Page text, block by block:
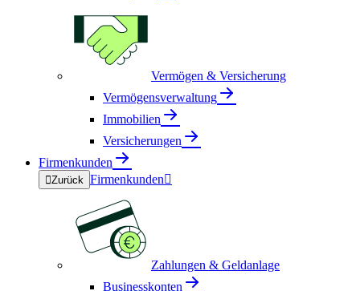
Vermögen & Versicherung
Vermögensverwaltung
Immobilien
Versicherungen
Firmenkunden
Zurück Firmenkunden
Zahlungen & Geldanlage
Businesskonten